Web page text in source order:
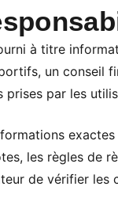
à titre
un conseil
par les
les règles de
de vérifier